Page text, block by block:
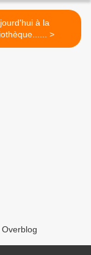
à la
bibliothèque...... >